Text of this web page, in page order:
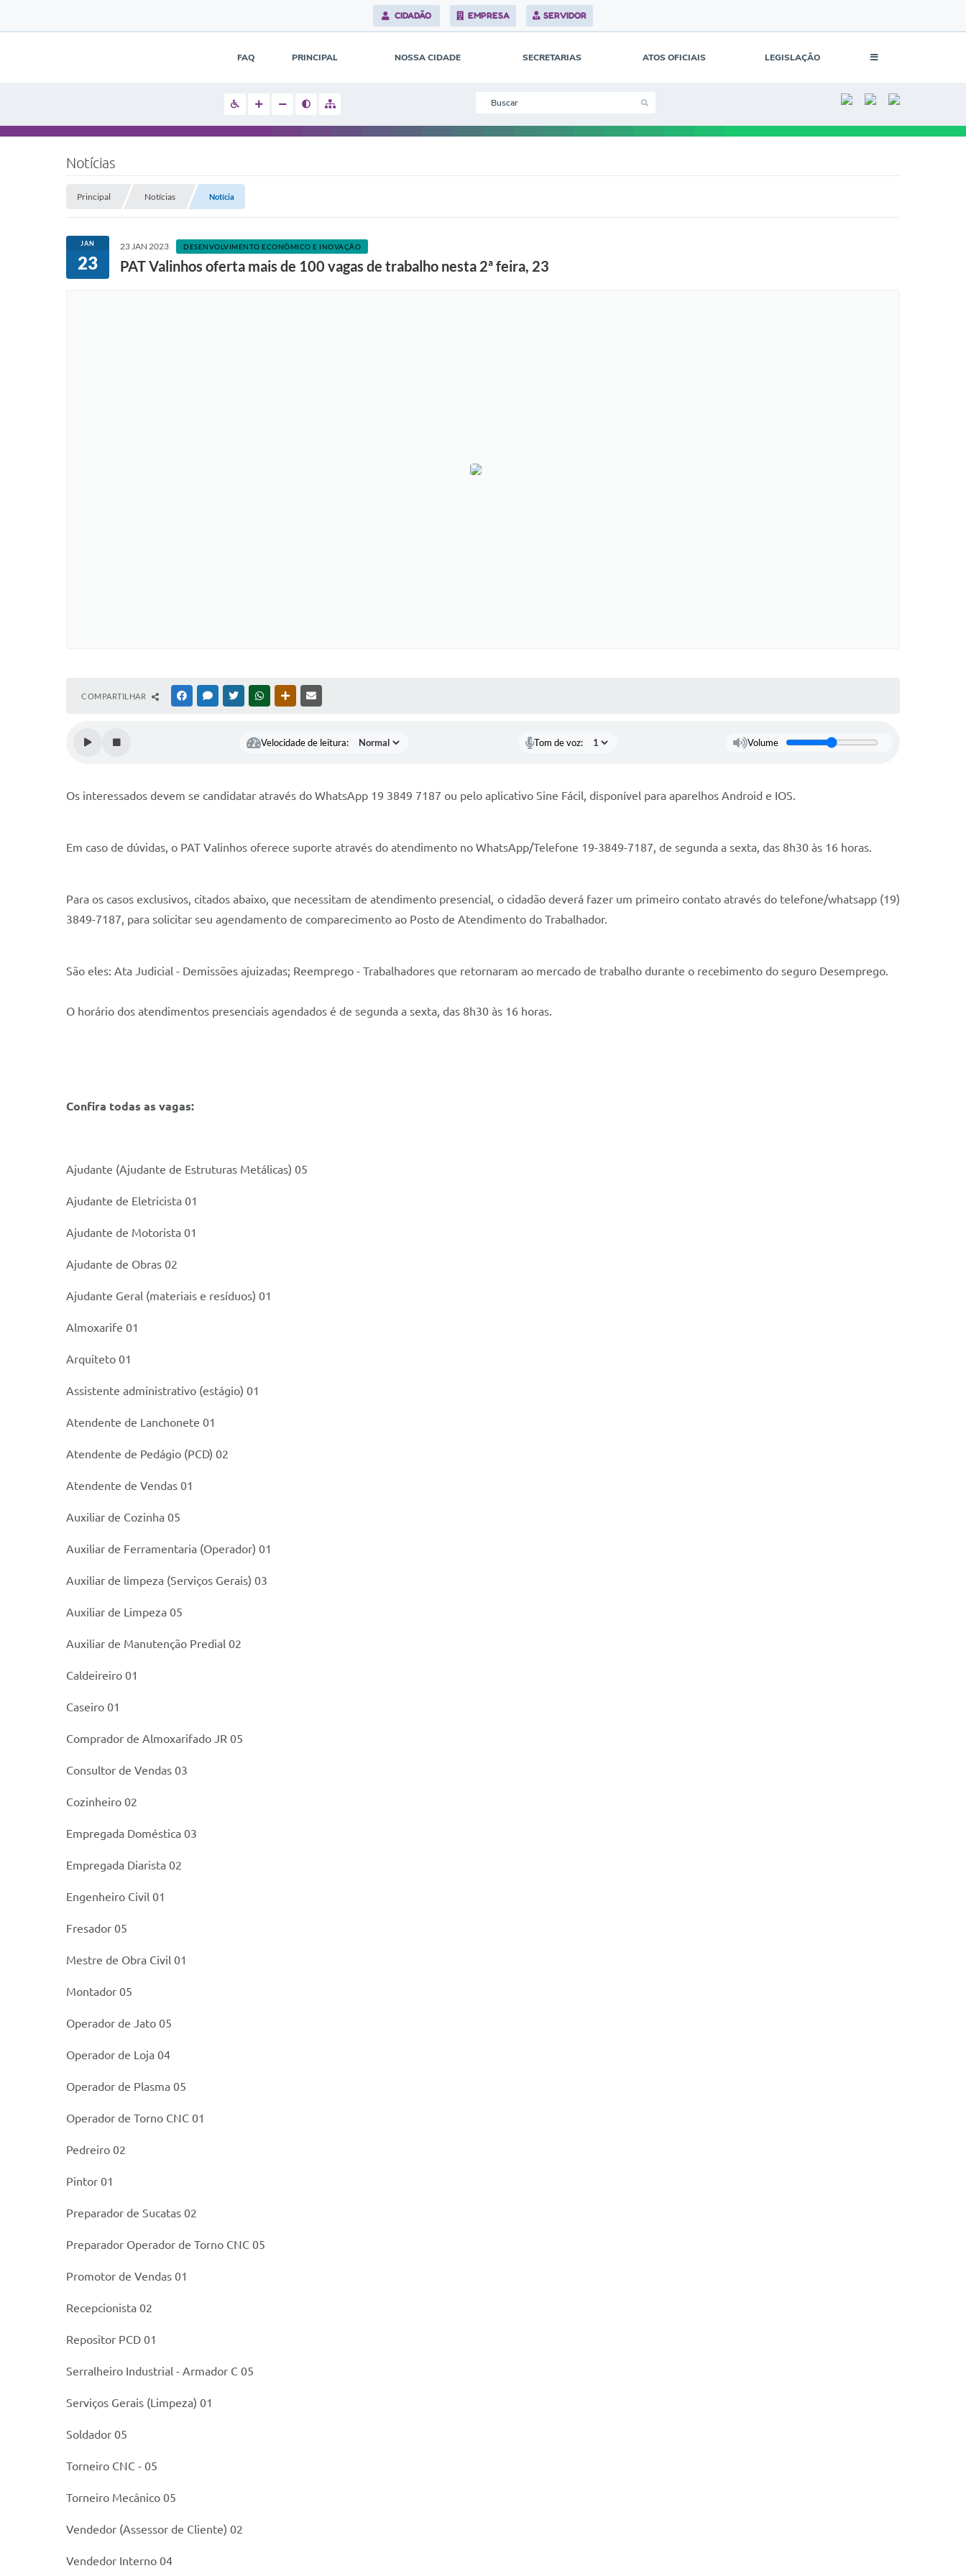
CIDADÃO EMPRESA SERVIDOR
FAQ PRINCIPAL NOSSA CIDADE SECRETARIAS ATOS OFICIAIS LEGISLAÇÃO
Notícias
Principal Notícias Notícia
JAN
23
23 JAN 2023 DESENVOLVIMENTO ECONÔMICO E INOVAÇÃO
PAT Valinhos oferta mais de 100 vagas de trabalho nesta 2ª feira, 23
COMPARTILHAR FACEBOOKMESSENGER
TWITTERWHATSAPPOUTRAS MÍDIAS
Velocidade de leitura: Tom de voz: Volume
Os interessados devem se candidatar através do WhatsApp 19 3849 7187 ou pelo aplicativo Sine Fácil, disponível para aparelhos Android e IOS.
Em caso de dúvidas, o PAT Valinhos oferece suporte através do atendimento no WhatsApp/Telefone 19-3849-7187, de segunda a sexta, das 8h30 às 16 horas.
Para os casos exclusivos, citados abaixo, que necessitam de atendimento presencial, o cidadão deverá fazer um primeiro contato através do telefone/whatsapp (19)
3849-7187, para solicitar seu agendamento de comparecimento ao Posto de Atendimento do Trabalhador.
São eles: Ata Judicial - Demissões ajuizadas; Reemprego - Trabalhadores que retornaram ao mercado de trabalho durante o recebimento do seguro Desemprego.
O horário dos atendimentos presenciais agendados é de segunda a sexta, das 8h30 às 16 horas.
Confira todas as vagas:
Ajudante (Ajudante de Estruturas Metálicas) 05
Ajudante de Eletricista 01
Ajudante de Motorista 01
Ajudante de Obras 02
Ajudante Geral (materiais e resíduos) 01
Almoxarife 01
Arquiteto 01
Assistente administrativo (estágio) 01
Atendente de Lanchonete 01
Atendente de Pedágio (PCD) 02
Atendente de Vendas 01
Auxiliar de Cozinha 05
Auxiliar de Ferramentaria (Operador) 01
Auxiliar de limpeza (Serviços Gerais) 03
Auxiliar de Limpeza 05
Auxiliar de Manutenção Predial 02
Caldeireiro 01
Caseiro 01
Comprador de Almoxarifado JR 05
Consultor de Vendas 03
Cozinheiro 02
Empregada Doméstica 03
Empregada Diarista 02
Engenheiro Civil 01
Fresador 05
Mestre de Obra Civil 01
Montador 05
Operador de Jato 05
Operador de Loja 04
Operador de Plasma 05
Operador de Torno CNC 01
Pedreiro 02
Pintor 01
Preparador de Sucatas 02
Preparador Operador de Torno CNC 05
Promotor de Vendas 01
Recepcionista 02
Repositor PCD 01
Serralheiro Industrial - Armador C 05
Serviços Gerais (Limpeza) 01
Soldador 05
Torneiro CNC - 05
Torneiro Mecânico 05
Vendedor (Assessor de Cliente) 02
Vendedor Interno 04